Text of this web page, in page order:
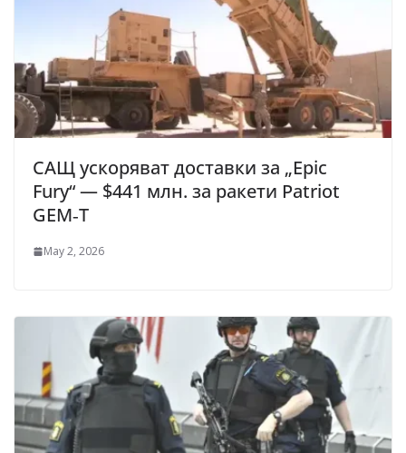
САЩ ускоряват доставки за „Epic
Fury“ — $441 млн. за ракети Patriot
GEM‑T
May 2, 2026